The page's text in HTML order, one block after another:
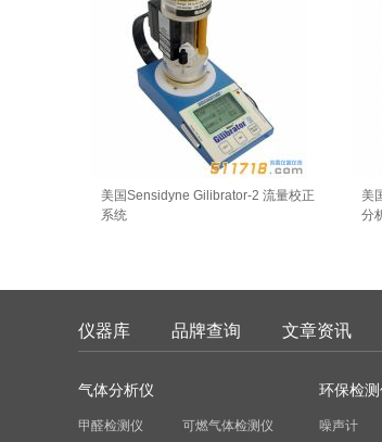
美国Sensidyne Gilibrator-2 流量校正
系统
美
分
仪器库 品牌查询 文章资讯
气体分析仪
甲醛检测仪 可燃气体检测仪
环保检
噪声计